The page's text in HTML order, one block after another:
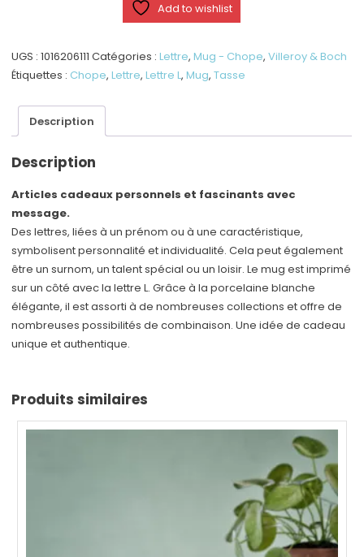
Add to wishlist
UGS :1016206111 Catégories :Lettre,Mug - Chope,Villeroy & Boch
Étiquettes : Chope,Lettre,Lettre L,Mug,Tasse
Description
Description
Articles cadeaux personnels et fascinants avec
message.
Des lettres, liées à un prénom ou à une caractéristique,
symbolisent personnalité et individualité. Cela peut également
être un surnom, un talent spécial ou un loisir. Le mug est imprimé
sur un côté avec la lettre L. Grâce à la porcelaine blanche
élégante, il est assorti à de nombreuses collections et offre de
nombreuses possibilités de combinaison. Une idée de cadeau
unique et authentique.
Produits similaires